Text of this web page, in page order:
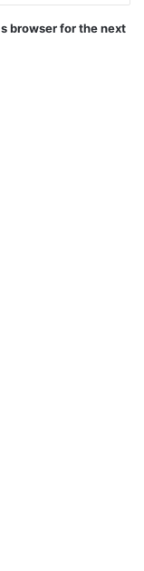
browser for the next